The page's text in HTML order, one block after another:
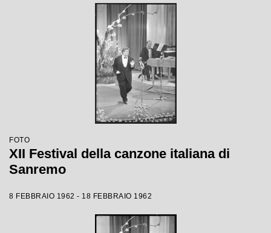
FOTO
XII Festival della canzone italiana di
Sanremo
8 FEBBRAIO 1962 - 18 FEBBRAIO 1962